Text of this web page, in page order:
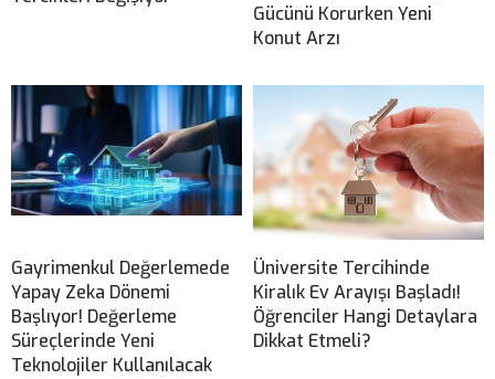
Gücünü Korurken Yeni
Konut Arzı
Gayrimenkul Değerlemede
Yapay Zeka Dönemi
Başlıyor! Değerleme
Süreçlerinde Yeni
Teknolojiler Kullanılacak
Üniversite Tercihinde
Kiralık Ev Arayışı Başladı!
Öğrenciler Hangi Detaylara
Dikkat Etmeli?